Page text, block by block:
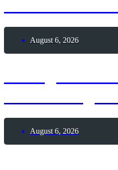
August 6, 2026
August 6, 2026